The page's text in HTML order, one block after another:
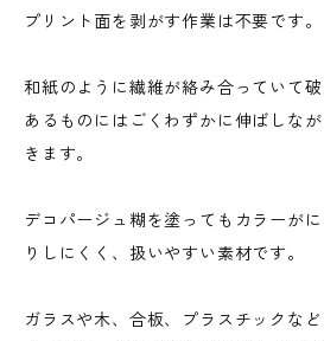
プリント面を剥がす作業は不要です。
和紙のように繊維が絡み合っていて
あるものにはごくわずかに伸ばしな
きます。
デコパージュ糊を塗ってもカラーが
りしにくく、扱いやすい素材です。
ガラスや木、合板、プラスチックな